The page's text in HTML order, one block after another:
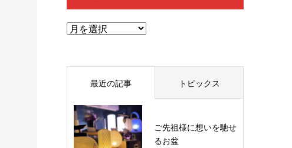
最近の記事 トピックス
ご先祖様に想いを馳せ
るお盆